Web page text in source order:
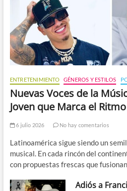
ENTRETENIMIENTO GÉNEROS Y ESTILOS
Nuevas Voces de la
Joven que Marca el Ritmo
6 julio 2026 No hay comentarios
Latinoamérica sigue siendo un
musical. En cada rincón del
con propuestas frescas que
Adiós a